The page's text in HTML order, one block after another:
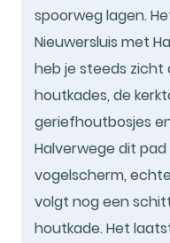
spoorweg lagen.
Nieuwersluis met
heb je steeds zicht
houtkades, de
geriefhoutbosjes
Halverwege dit
vogelscherm,
volgt nog een
houtkade. Het